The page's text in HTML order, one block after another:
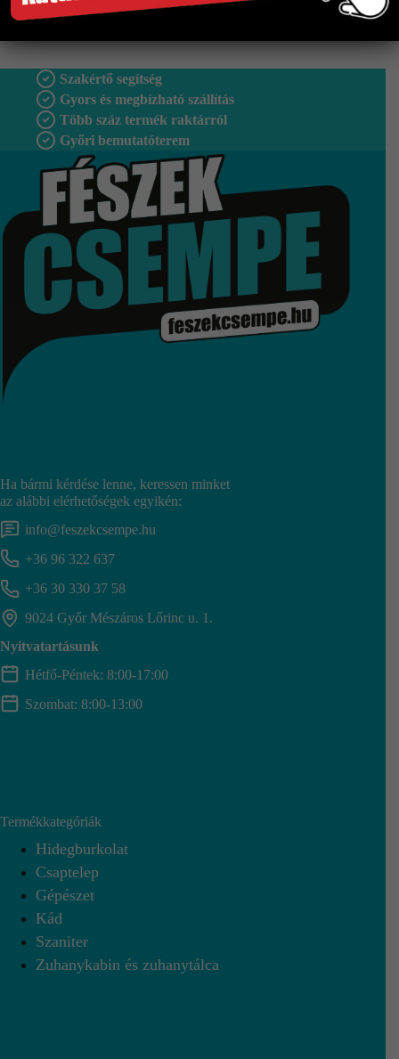
Gyártó
Szakértő segítség
Gyors és megbízható szállítás
Több száz termék raktárról
Győri bemutatóterem
Ha bármi kérdése lenne, keressen minket
az alábbi elérhetőségek egyikén:
info@feszekcsempe.hu
+36 96 322 637
+36 30 330 37 58
9024 Győr Mészáros Lőrinc u. 1.
Nyitvatartásunk
Hétfő-Péntek: 8:00-17:00
Szombat: 8:00-13:00
Termékkategóriák
Hidegburkolat
Csaptelep
Gépészet
Kád
Szaniter
Zuhanykabin és zuhanytálca